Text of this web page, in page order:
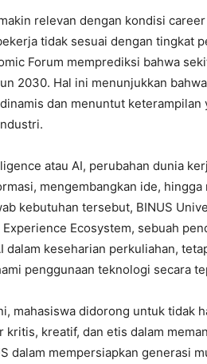
relevan dengan kondisi
tidak sesuai dengan tingkat
Forum memprediksi bahwa
2030. Hal ini menunjukkan
dan menuntut
atau AI, perubahan dunia
mengembangkan ide,
kebutuhan tersebut, BINUS
Ecosystem, sebuah
dalam keseharian perkuliahan,
penggunaan teknologi secara
mahasiswa didorong untuk tidak
kritis, kreatif, dan etis dalam
dalam mempersiapkan generasi